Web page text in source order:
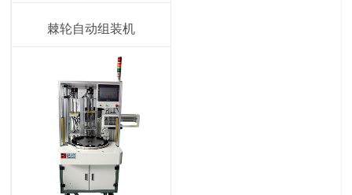
棘轮自动组装机